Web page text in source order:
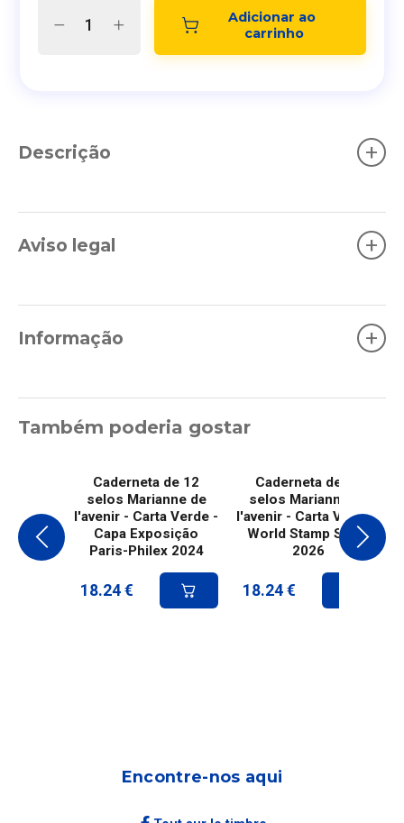
Adicionar ao
carrinho
Descrição +
Aviso legal +
Informação +
Também poderia gostar
Caderneta de 12
selos Marianne de
l'avenir - Carta Verde -
Capa Exposição
Paris-Philex 2024
18.24 €
Caderneta de 12
selos Marianne de
l'avenir - Carta Verde -
World Stamp Show
2026
18.24 €
Encontre-nos aqui